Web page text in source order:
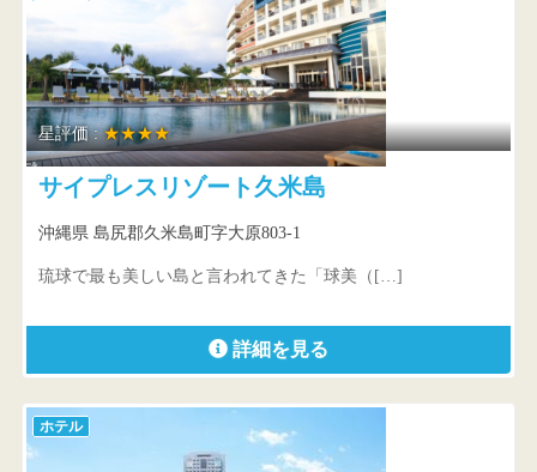
星評価 :★★★★
サイプレスリゾート久米島
沖縄県 島尻郡久米島町字大原803-1
琉球で最も美しい島と言われてきた「球美（[…]
詳細を見る
ホテル